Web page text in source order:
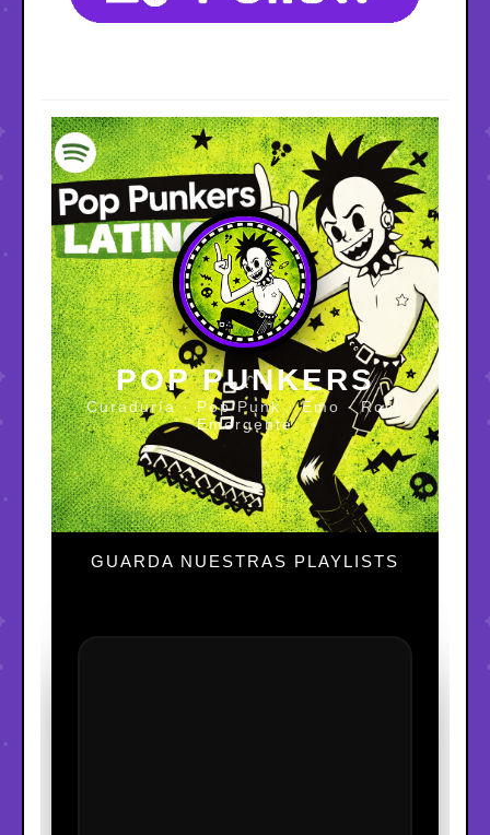
POP PUNKERS
Curaduría · Pop Punk · Emo · Rock
Emergente
GUARDA NUESTRAS PLAYLISTS